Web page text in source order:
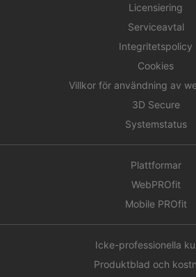
Licensiering
Serviceavtal
Integritetspolicy
Cookies
Villkor för användning av
3D Secure
Systemstatus
Plattformar
WebPROfit
Mobile PROfit
Icke-professionella
Produktblad och